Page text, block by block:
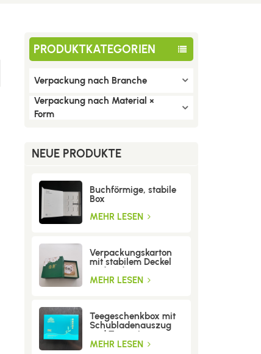
PRODUKTKATEGORIEN
Verpackung nach Branche
Verpackung nach Material ×
Form
NEUE PRODUKTE
Buchförmige, stabile
Box
MEHR LESEN
Verpackungskarton
mit stabilem Deckel
und Boden
MEHR LESEN
Teegeschenkbox mit
Schubladenauszug
und Trenneinsatz
MEHR LESEN